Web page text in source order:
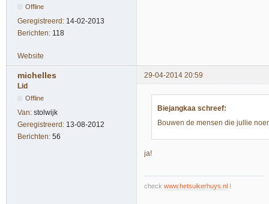
Offline
Geregistreerd: 14-02-2013
Berichten: 118
Website
michelles
29-04-2014 20:59
Lid
Offline
Van: stolwijk
Geregistreerd: 13-08-2012
Berichten: 56
Biejangkaa schreef:
Bouwen de mensen die jullie
ja!
check www.hetsuikerhuys.nl !